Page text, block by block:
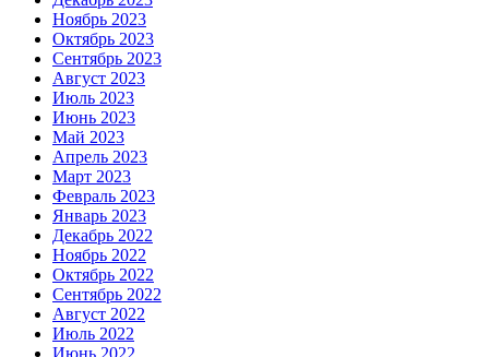
Ноябрь 2023
Октябрь 2023
Сентябрь 2023
Август 2023
Июль 2023
Июнь 2023
Май 2023
Апрель 2023
Март 2023
Февраль 2023
Январь 2023
Декабрь 2022
Ноябрь 2022
Октябрь 2022
Сентябрь 2022
Август 2022
Июль 2022